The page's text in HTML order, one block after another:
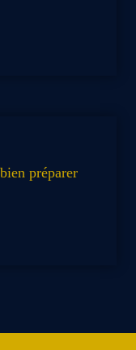
préparer